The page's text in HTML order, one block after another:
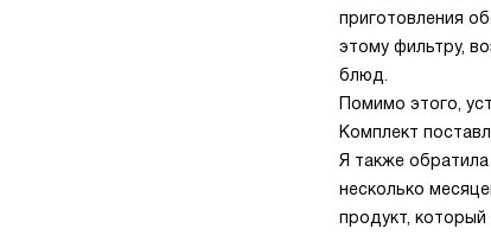
приготовления
этому фильтру,
блюд.
Помимо этого,
Комплект
Я также
несколько
продукт, который